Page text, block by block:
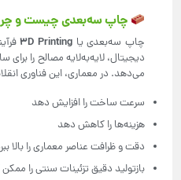
چاپ سه‌بعدی چیست و
چاپ سه‌بعدی یا 3D Printing
دیجیتال، لایه‌به‌لایه مصالح را
می‌دهد. در معماری، این فناوری
سرعت ساخت را افزایش دهد
هزینه‌ها را کاهش دهد
دقت و ظرافت عناصر معماری را بالا
بازتولید دقیق تزئینات سنتی را